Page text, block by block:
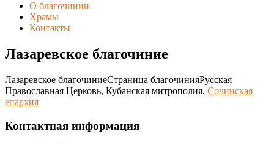
О благочинии
Храмы
Контакты
Лазаревское благочиние
Лазаревское благочиниеСтраница благочинияРусская
Православная Церковь, Кубанская митрополия, Сочинская
епархия
Контактная информация